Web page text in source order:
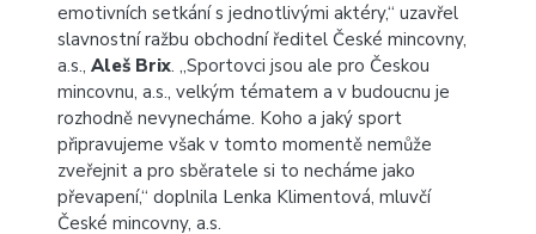
emotivních setkání s jednotlivými aktéry,“ uzavřel
slavnostní ražbu obchodní ředitel České mincovny,
a.s., Aleš Brix. „Sportovci jsou ale pro Českou
mincovnu, a.s., velkým tématem a v budoucnu je
rozhodně nevynecháme. Koho a jaký sport
připravujeme však v tomto momentě nemůže
zveřejnit a pro sběratele si to necháme jako
převapení,“ doplnila Lenka Klimentová, mluvčí
České mincovny, a.s.